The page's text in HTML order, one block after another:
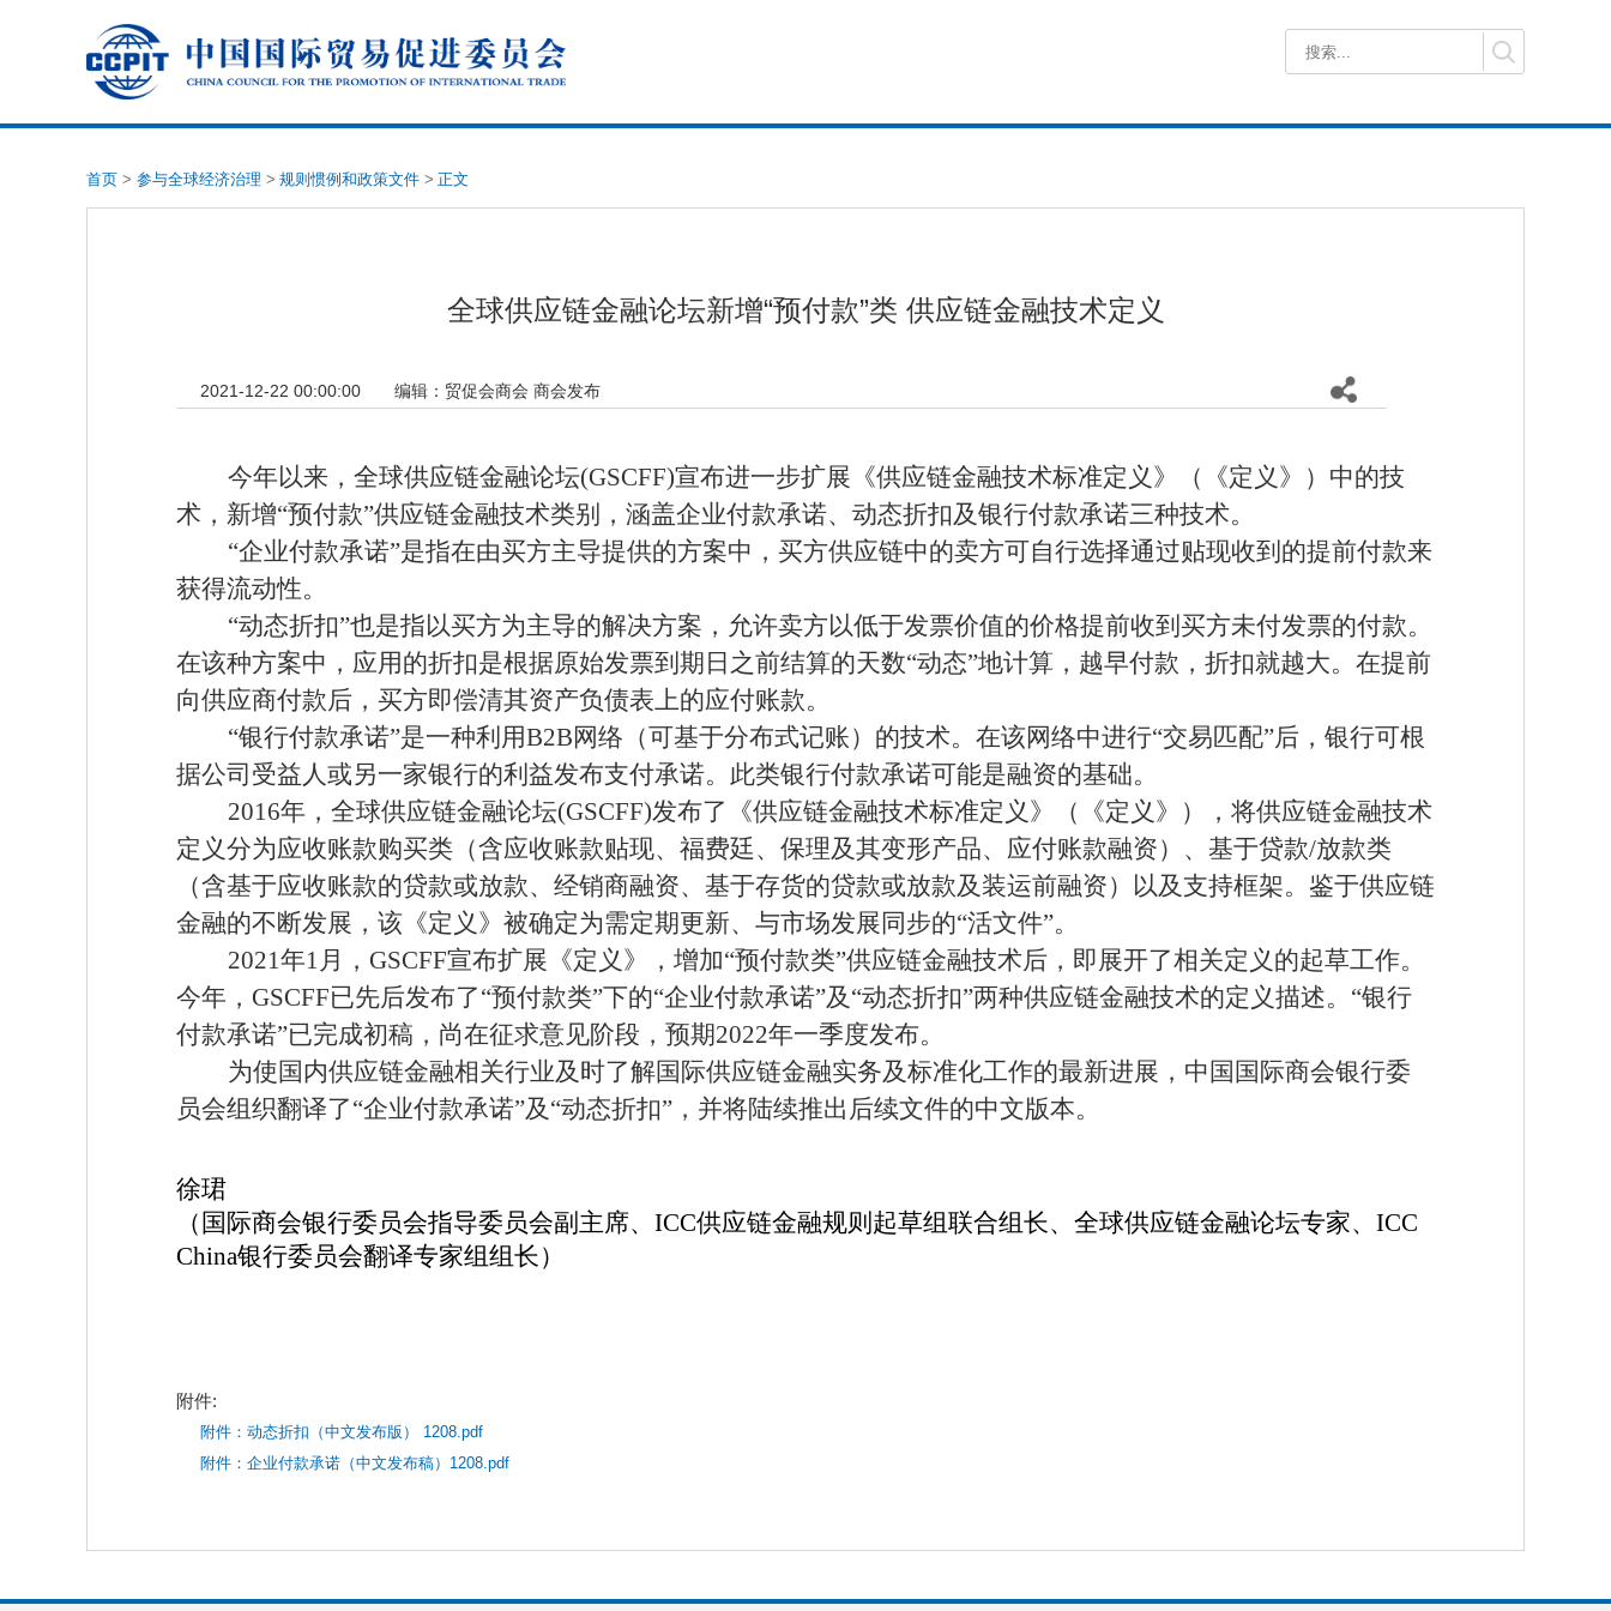
首页 > 参与全球经济治理 > 规则惯例和政策文件 > 正文
全球供应链金融论坛新增“预付款”类 供应链金融技术定义
2021-12-22 00:00:00 编辑： 贸促会商会 商会发布
今年以来，全球供应链金融论坛(GSCFF)宣布进一步扩展《供应链金融技术标准定义》（《定义》）中的技
术，新增“预付款”供应链金融技术类别，涵盖企业付款承诺、动态折扣及银行付款承诺三种技术。
“企业付款承诺”是指在由买方主导提供的方案中，买方供应链中的卖方可自行选择通过贴现收到的提前付款来
获得流动性。
“动态折扣”也是指以买方为主导的解决方案，允许卖方以低于发票价值的价格提前收到买方未付发票的付款。
在该种方案中，应用的折扣是根据原始发票到期日之前结算的天数“动态”地计算，越早付款，折扣就越大。在提前
向供应商付款后，买方即偿清其资产负债表上的应付账款。
“银行付款承诺”是一种利用B2B网络（可基于分布式记账）的技术。在该网络中进行“交易匹配”后，银行可根
据公司受益人或另一家银行的利益发布支付承诺。此类银行付款承诺可能是融资的基础。
2016年，全球供应链金融论坛(GSCFF)发布了《供应链金融技术标准定义》（《定义》），将供应链金融技术
定义分为应收账款购买类（含应收账款贴现、福费廷、保理及其变形产品、应付账款融资）、基于贷款/放款类
（含基于应收账款的贷款或放款、经销商融资、基于存货的贷款或放款及装运前融资）以及支持框架。鉴于供应链
金融的不断发展，该《定义》被确定为需定期更新、与市场发展同步的“活文件”。
2021年1月，GSCFF宣布扩展《定义》，增加“预付款类”供应链金融技术后，即展开了相关定义的起草工作。
今年，GSCFF已先后发布了“预付款类”下的“企业付款承诺”及“动态折扣”两种供应链金融技术的定义描述。“银行
付款承诺”已完成初稿，尚在征求意见阶段，预期2022年一季度发布。
为使国内供应链金融相关行业及时了解国际供应链金融实务及标准化工作的最新进展，中国国际商会银行委
员会组织翻译了“企业付款承诺”及“动态折扣”，并将陆续推出后续文件的中文版本。
徐珺
（国际商会银行委员会指导委员会副主席、ICC供应链金融规则起草组联合组长、全球供应链金融论坛专家、ICC
China银行委员会翻译专家组组长）
附件:
附件：动态折扣（中文发布版） 1208.pdf
附件：企业付款承诺（中文发布稿）1208.pdf